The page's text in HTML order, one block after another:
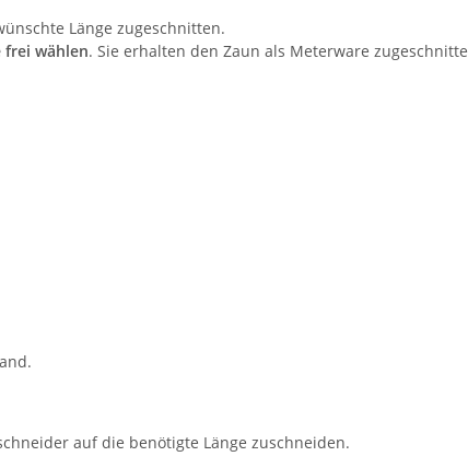
Länge zugeschnitten.
frei wählen. Sie erhalten den Zaun als Meterware
auf die benötigte Länge zuschneiden.